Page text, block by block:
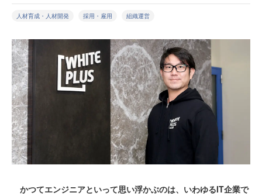
人材育成・人材開発 採用・雇用 組織運営
かつてエンジニアといって思い浮かぶのは、いわゆるIT企業で